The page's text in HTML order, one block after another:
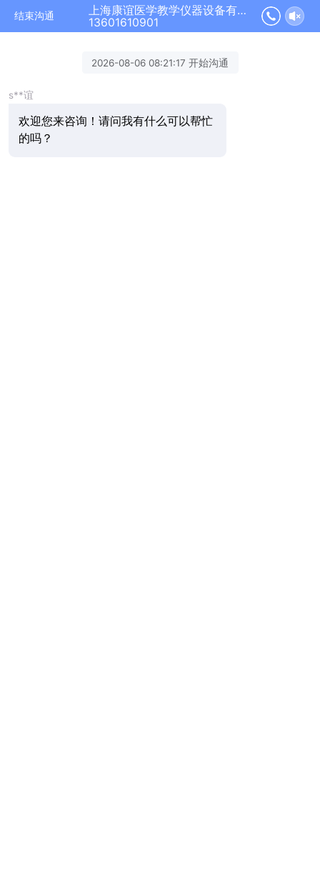
结束沟通
上海康谊医学教学仪器设备有限公司正在为您服务
13601610901
2026-08-06 08:21:17 开始沟通
s**谊
欢迎您来咨询！请问我有什么可以帮忙
的吗？